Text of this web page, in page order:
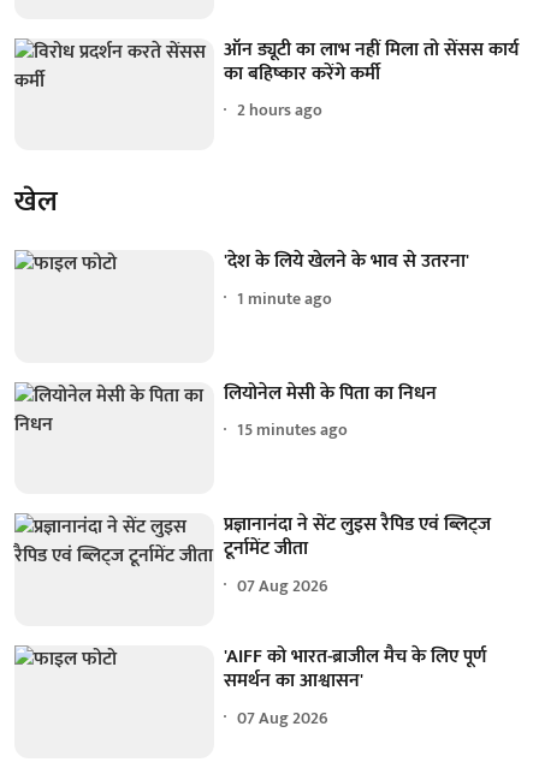
ऑन ड्यूटी का लाभ नहीं मिला तो सेंसस कार्य
का बहिष्कार करेंगे कर्मी
2 hours ago
खेल
'देश के लिये खेलने के भाव से उतरना'
1 minute ago
लियोनेल मेसी के पिता का निधन
15 minutes ago
प्रज्ञानानंदा ने सेंट लुइस रैपिड एवं ब्लिट्ज
टूर्नामेंट जीता
07 Aug 2026
'AIFF को भारत-ब्राजील मैच के लिए पूर्ण
समर्थन का आश्वासन'
07 Aug 2026